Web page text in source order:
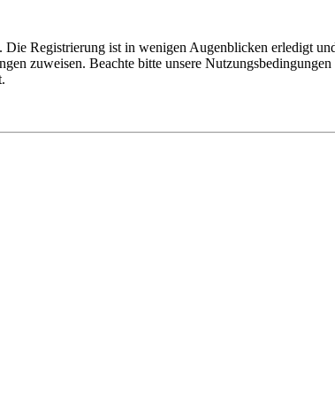
Registrierung ist in wenigen Augenblicken erledigt
zuweisen. Beachte bitte unsere